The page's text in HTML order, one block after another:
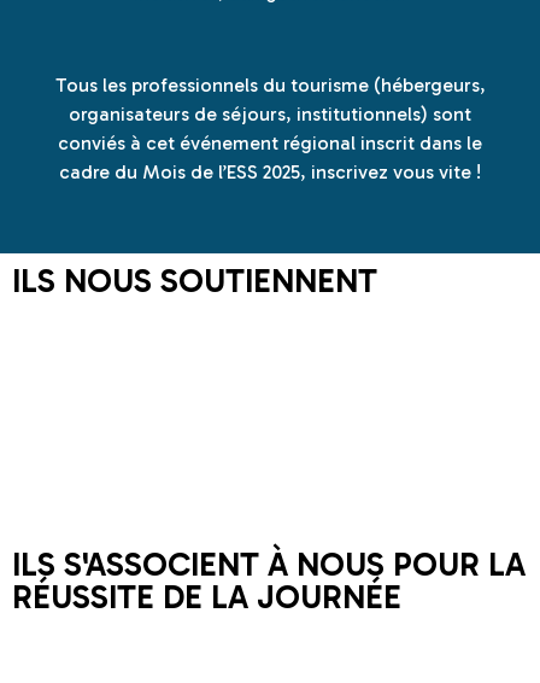
Tous les professionnels du tourisme (hébergeurs,
organisateurs de séjours, institutionnels) sont
conviés à cet événement régional inscrit dans le
cadre du Mois de l’ESS 2025, inscrivez vous vite !
ILS NOUS SOUTIENNENT
ILS S'ASSOCIENT À NOUS POUR LA
RÉUSSITE DE LA JOURNÉE